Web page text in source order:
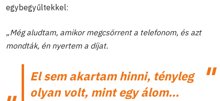
egybegyűltekkel:
„Még aludtam, amikor megcsörrent a telefonom, és azt
mondták, én nyertem a díjat.
El sem akartam hinni, tényleg
olyan volt, mint egy álom…